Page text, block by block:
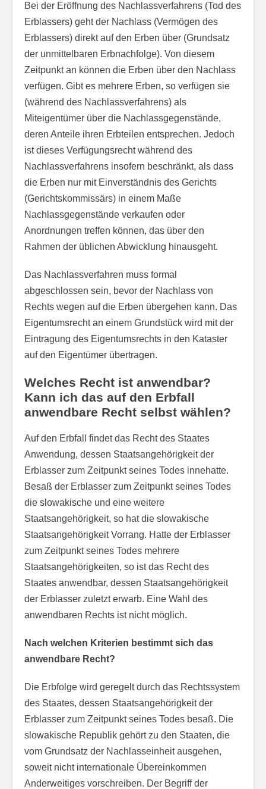
Bei der Eröffnung des Nachlassverfahrens (Tod des
Erblassers) geht der Nachlass (Vermögen des
Erblassers) direkt auf den Erben über (Grundsatz
der unmittelbaren Erbnachfolge). Von diesem
Zeitpunkt an können die Erben über den Nachlass
verfügen. Gibt es mehrere Erben, so verfügen sie
(während des Nachlassverfahrens) als
Miteigentümer über die Nachlassgegenstände,
deren Anteile ihren Erbteilen entsprechen. Jedoch
ist dieses Verfügungsrecht während des
Nachlassverfahrens insofern beschränkt, als dass
die Erben nur mit Einverständnis des Gerichts
(Gerichtskommissärs) in einem Maße
Nachlassgegenstände verkaufen oder
Anordnungen treffen können, das über den
Rahmen der üblichen Abwicklung hinausgeht.
Das Nachlassverfahren muss formal
abgeschlossen sein, bevor der Nachlass von
Rechts wegen auf die Erben übergehen kann. Das
Eigentumsrecht an einem Grundstück wird mit der
Eintragung des Eigentumsrechts in den Kataster
auf den Eigentümer übertragen.
Welches Recht ist anwendbar?
Kann ich das auf den Erbfall
anwendbare Recht selbst wählen?
Auf den Erbfall findet das Recht des Staates
Anwendung, dessen Staatsangehörigkeit der
Erblasser zum Zeitpunkt seines Todes innehatte.
Besaß der Erblasser zum Zeitpunkt seines Todes
die slowakische und eine weitere
Staatsangehörigkeit, so hat die slowakische
Staatsangehörigkeit Vorrang. Hatte der Erblasser
zum Zeitpunkt seines Todes mehrere
Staatsangehörigkeiten, so ist das Recht des
Staates anwendbar, dessen Staatsangehörigkeit
der Erblasser zuletzt erwarb. Eine Wahl des
anwendbaren Rechts ist nicht möglich.
Nach welchen Kriterien bestimmt sich das
anwendbare Recht?
Die Erbfolge wird geregelt durch das Rechtssystem
des Staates, dessen Staatsangehörigkeit der
Erblasser zum Zeitpunkt seines Todes besaß. Die
slowakische Republik gehört zu den Staaten, die
vom Grundsatz der Nachlasseinheit ausgehen,
soweit nicht internationale Übereinkommen
Anderweitiges vorschreiben. Der Begriff der